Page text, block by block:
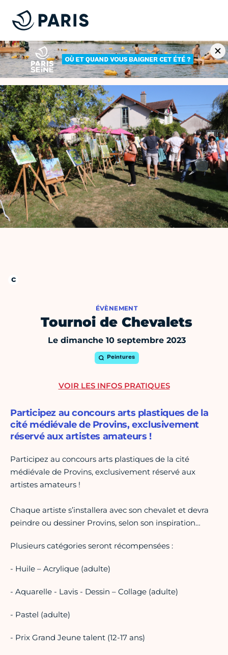
ÉVÈNEMENT
Tournoi de Chevalets
Le dimanche 10 septembre 2023
Peintures
Participez au concours arts plastiques de la
cité médiévale de Provins, exclusivement
réservé aux artistes amateurs !
Participez au concours arts plastiques de la cité
médiévale de Provins, exclusivement réservé aux
artistes amateurs !
Chaque artiste s’installera avec son chevalet et devra
peindre ou dessiner Provins, selon son inspiration…
Plusieurs catégories seront récompensées :
- Huile – Acrylique (adulte)
- Aquarelle - Lavis - Dessin – Collage (adulte)
- Pastel (adulte)
- Prix Grand Jeune talent (12-17 ans)
VOIR LES INFOS PRATIQUES